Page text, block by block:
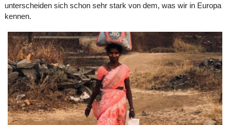
unterscheiden sich schon sehr stark von dem, was wir in Europa
kennen.